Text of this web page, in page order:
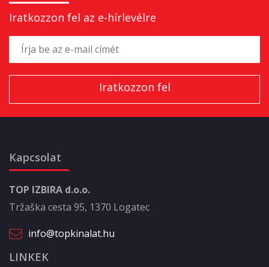
Iratkozzon fel az e-hírlevélre
Kapcsolat
TOP IZBIRA d.o.o.
Tržaška cesta 95, 1370 Logatec
info@topkinalat.hu
LINKEK